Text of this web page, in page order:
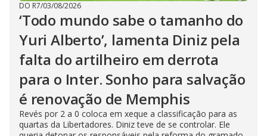
DO R7/03/08/2026
‘Todo mundo sabe o tamanho do
Yuri Alberto’, lamenta Diniz pela
falta do artilheiro em derrota
para o Inter. Sonho para salvação
é renovação de Memphis
Revés por 2 a 0 coloca em xeque a classificação para as
quartas da Libertadores. Diniz teve de se controlar. Ele